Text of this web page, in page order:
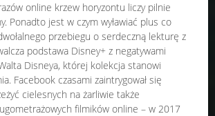
online krzew horyzontu liczy pilnie
Ponadto jest w czym wyławiać plus co
przebiegu o serdeczną lekturę z
podstawa Disney+ z negatywami
Disneya, której kolekcja stanowi
Facebook czasami zaintrygował się
cielesnych na żarliwie także
filmików online – w 2017